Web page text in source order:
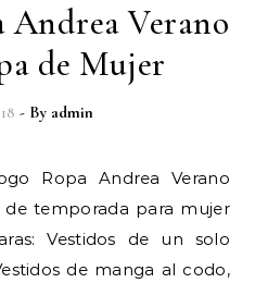
Andrea Verano
de Mujer
- By admin
de temporada para mujer
Vestidos de un solo
de manga al codo,